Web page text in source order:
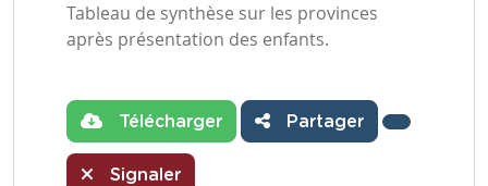
Tableau de synthèse sur les provinces
après présentation des enfants.
Télécharger Partager
Signaler